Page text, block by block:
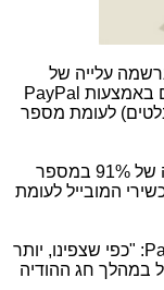
נרשמה עלייה של
PayPal
לעומת מספר
במהלך חג ההודיה ב-28.11.13 נרשמה עלייה של 91% במספר
המובייל לעומת
: "כפי שצפינו, יותר
במהלך חג ההודיה